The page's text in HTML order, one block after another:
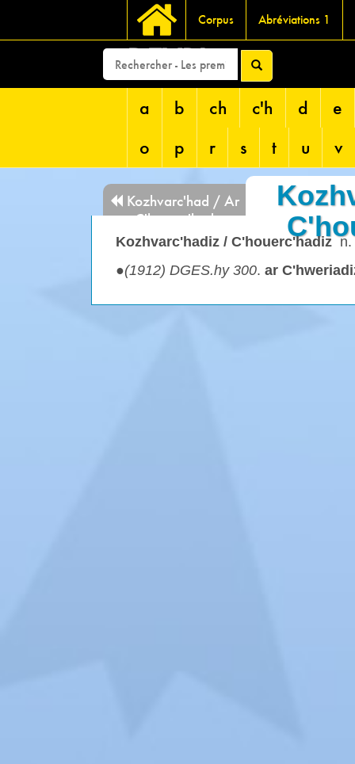
Corpus Abréviations 1
DEVRI
a b ch c'h d
e
o
p r s t u v
Kozhvarc'had / Ar
C'houerc'had
Kozhvarc'hadiz / C'houerc'hadiz n.
●(1912) DGES.hy 300. ar